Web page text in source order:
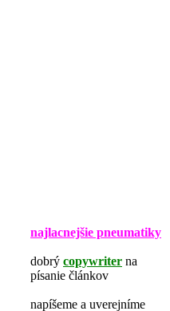
najlacnejšie pneumatiky
dobrý copywriter na
písanie článkov
napíšeme a uverejníme